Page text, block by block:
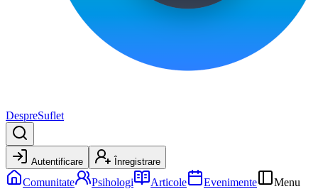
DespreSuflet
Autentificare Înregistrare
Comunitate Psihologi Articole Evenimente Menu